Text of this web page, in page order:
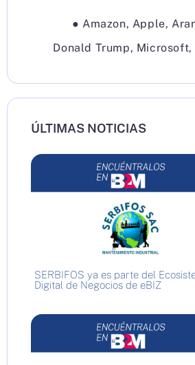
● Amazon, Apple,
Donald Trump, Microsoft,
ÚLTIMAS NOTICIAS
SERBIFOS ya es parte del
Digital de Negocios de eBIZ